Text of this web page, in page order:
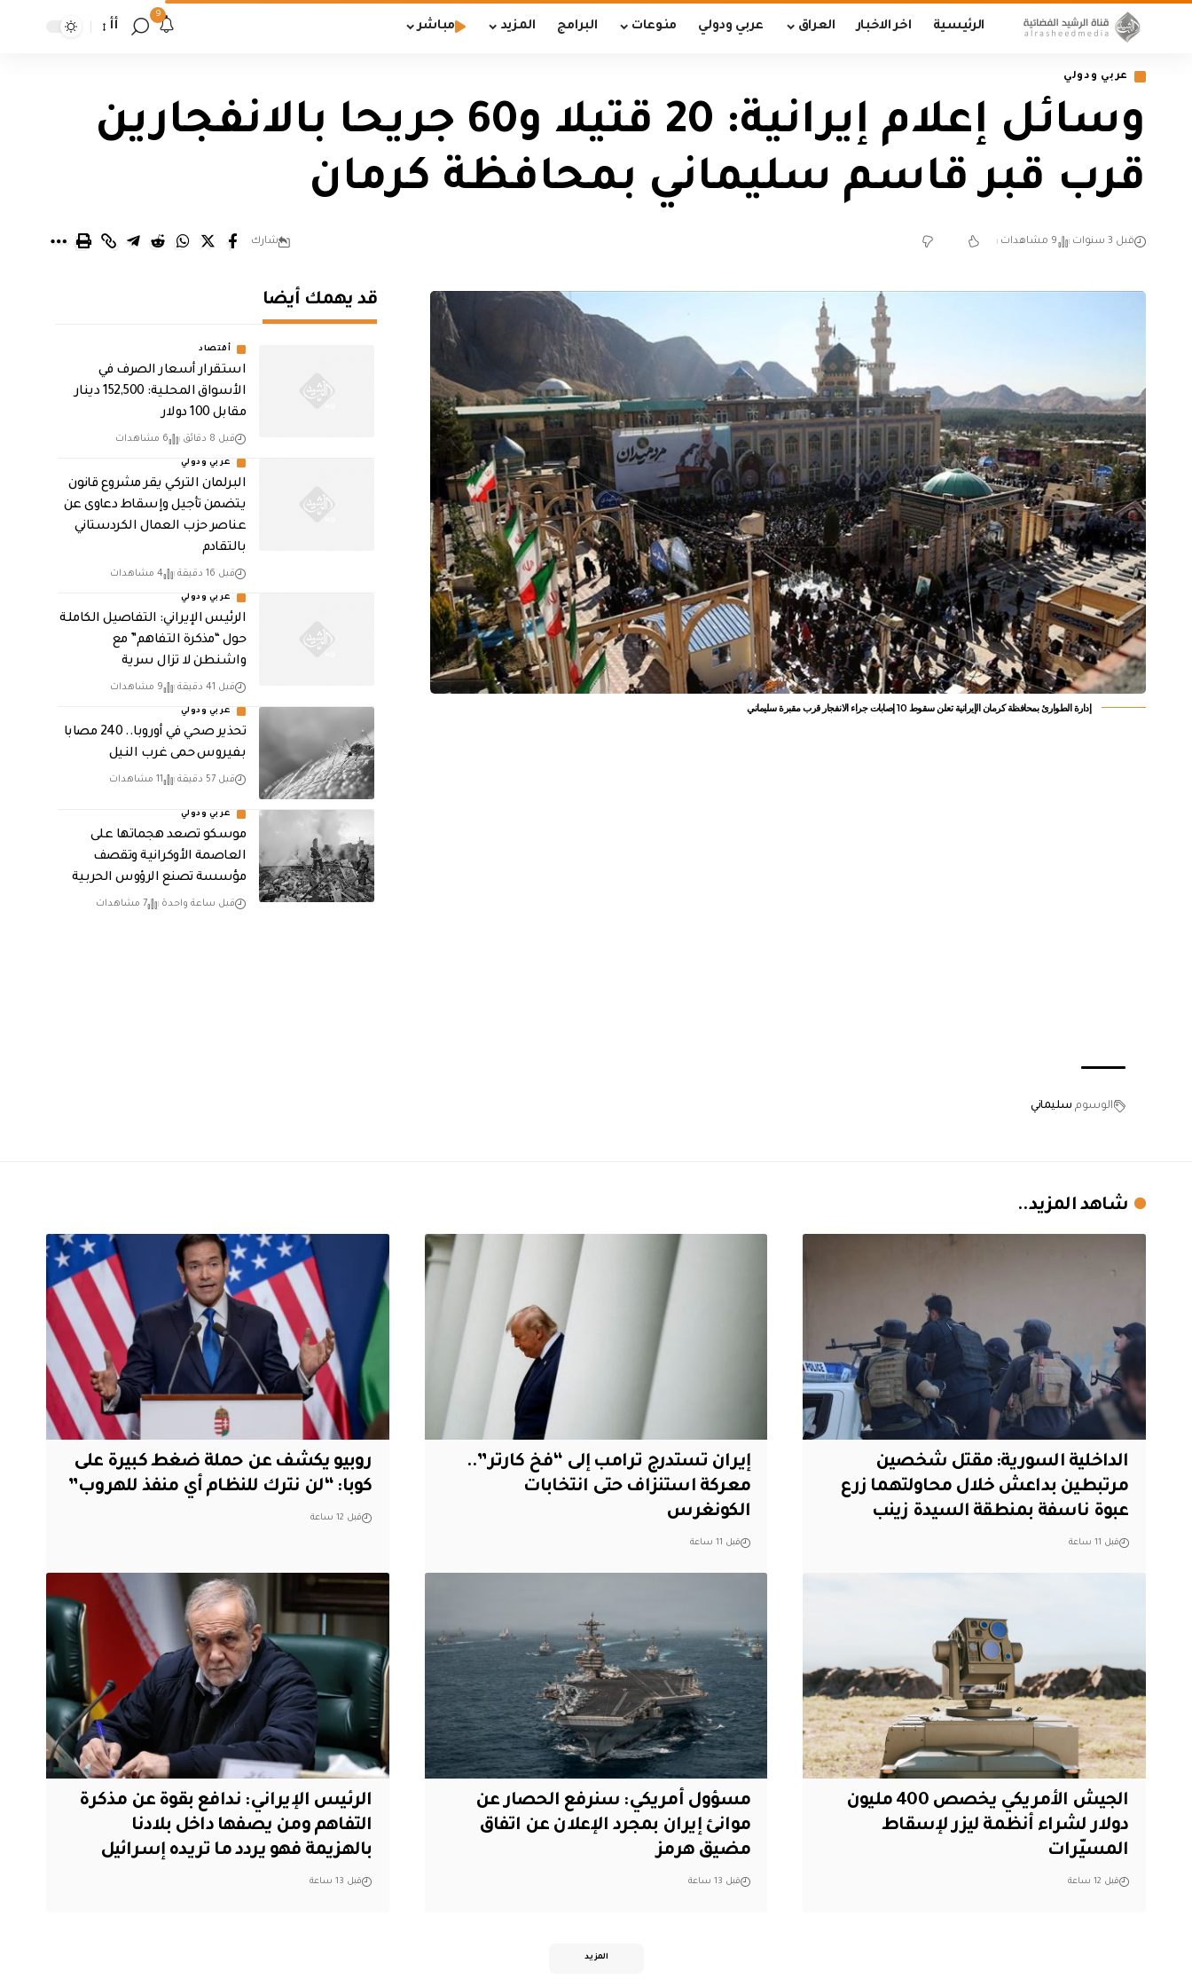
الرئيسية اخر الاخبار العراق عربي ودولي منوعات البرامج المزيد مباشر
9
أأ
عربي ودولي
وسائل إعلام إيرانية: 20 قتيلا و60 جريحا بالانفجارين
قرب قبر قاسم سليماني بمحافظة كرمان
قبل 3 سنوات 9 مشاهدات شارك
إدارة الطوارئ بمحافظة كرمان الإيرانية تعلن سقوط 10 إصابات جراء الانفجار قرب مقبرة سليماني
الوسوم سليماني
قد يهمك أيضا
أقتصاد
استقرار أسعار الصرف في
الأسواق المحلية: 152,500 دينار
مقابل 100 دولار
قبل 8 دقائق 6 مشاهدات
عربي ودولي
البرلمان التركي يقر مشروع قانون
يتضمن تأجيل وإسقاط دعاوى عن
عناصر حزب العمال الكردستاني
بالتقادم
قبل 16 دقيقة 4 مشاهدات
عربي ودولي
الرئيس الإيراني: التفاصيل الكاملة
حول “مذكرة التفاهم” مع
واشنطن لا تزال سرية
قبل 41 دقيقة 9 مشاهدات
عربي ودولي
تحذير صحي في أوروبا.. 240 مصابا
بفيروس حمى غرب النيل
قبل 57 دقيقة 11 مشاهدات
عربي ودولي
موسكو تصعد هجماتها على
العاصمة الأوكرانية وتقصف
مؤسسة تصنع الرؤوس الحربية
قبل ساعة واحدة 7 مشاهدات
شاهد المزيد..
الداخلية السورية: مقتل شخصين
مرتبطين بداعش خلال محاولتهما زرع
عبوة ناسفة بمنطقة السيدة زينب
قبل 11 ساعة
إيران تستدرج ترامب إلى “فخ كارتر”..
معركة استنزاف حتى انتخابات
الكونغرس
قبل 11 ساعة
روبيو يكشف عن حملة ضغط كبيرة على
كوبا: “لن نترك للنظام أي منفذ للهروب”
قبل 12 ساعة
الجيش الأمريكي يخصص 400 مليون
دولار لشراء أنظمة ليزر لإسقاط
المسيّرات
قبل 12 ساعة
مسؤول أمريكي: سنرفع الحصار عن
موانئ إيران بمجرد الإعلان عن اتفاق
مضيق هرمز
قبل 13 ساعة
الرئيس الإيراني: ندافع بقوة عن مذكرة
التفاهم ومن يصفها داخل بلادنا
بالهزيمة فهو يردد ما تريده إسرائيل
قبل 13 ساعة
المزيد